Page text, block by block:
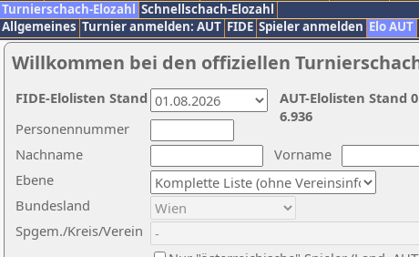
Turnierschach-Elozahl Schnellschach-Elozahl
Allgemeines Turnier anmelden: AUT FIDE Spieler anmelden Elo AUT
Willkommen bei den offiziellen
Nachname
Vorname
Ebene
Personennummer
Bundesland
Spgem./Kreis/Verein
AUT-Elolisten Stand
6.936
FIDE-Elolisten Stand